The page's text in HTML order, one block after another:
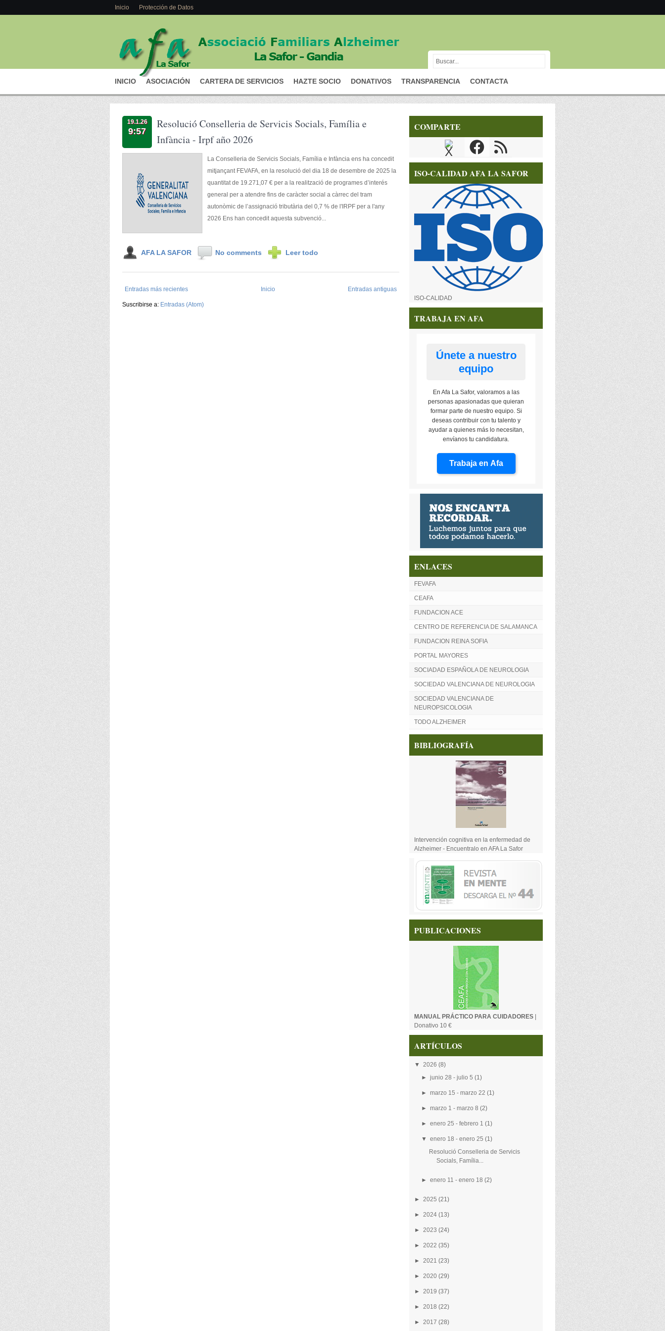
Inicio Protección de Datos
INICIO ASOCIACIÓN CARTERA DE SERVICIOS HAZTE SOCIO DONATIVOS TRANSPARENCIA CONTACTA
19.1.26
9:57
Resolució Conselleria de Servicis Socials, Família e
Infància - Irpf año 2026
La Conselleria de Servicis Socials, Família e Infància ens ha concedit
mitjançant FEVAFA, en la resolució del dia 18 de desembre de 2025 la
quantitat de 19.271,07 € per a la realització de programes d’interés
general per a atendre fins de caràcter social a càrrec del tram
autonòmic de l’assignació tributària del 0,7 % de l'IRPF per a l'any
2026 Ens han concedit aquesta subvenció...
AFA LA SAFOR No comments Leer todo
Entradas más recientes Entradas antiguas
Inicio
Suscribirse a: Entradas (Atom)
COMPARTE
ISO-CALIDAD AFA LA SAFOR
ISO-CALIDAD
TRABAJA EN AFA
Únete a nuestro
equipo
En Afa La Safor, valoramos a las
personas apasionadas que quieran
formar parte de nuestro equipo. Si
deseas contribuir con tu talento y
ayudar a quienes más lo necesitan,
envíanos tu candidatura.
Trabaja en Afa
ENLACES
FEVAFA
CEAFA
FUNDACION ACE
CENTRO DE REFERENCIA DE SALAMANCA
FUNDACION REINA SOFIA
PORTAL MAYORES
SOCIADAD ESPAÑOLA DE NEUROLOGIA
SOCIEDAD VALENCIANA DE NEUROLOGIA
SOCIEDAD VALENCIANA DE
NEUROPSICOLOGIA
TODO ALZHEIMER
BIBLIOGRAFÍA
Intervención cognitiva en la enfermedad de
Alzheimer - Encuentralo en AFA La Safor
PUBLICACIONES
MANUAL PRÁCTICO PARA CUIDADORES
Donativo 10 €
ARTÍCULOS
▼ 2026 (8)
►junio 28 - julio 5(1)
►marzo 15 - marzo 22(1)
►marzo 1 - marzo 8(2)
►enero 25 - febrero 1(1)
▼enero 18 - enero 25(1)
Resolució Conselleria de Servicis
Socials, Família...
►enero 11 - enero 18(2)
► 2025 (21)
► 2024 (13)
► 2023 (24)
► 2022 (35)
► 2021 (23)
► 2020 (29)
► 2019 (37)
► 2018 (22)
► 2017 (28)